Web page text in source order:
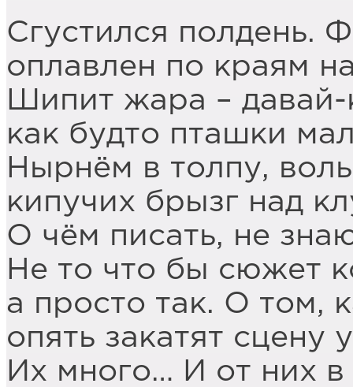
Сгустился полдень.
оплавлен по краям
Шипит жара – давай-
как будто пташки
Нырнём в толпу,
кипучих брызг над
О чём писать, не
Не то что бы сюжет
а просто так. О том,
опять закатят сцену
Их много… И от них в